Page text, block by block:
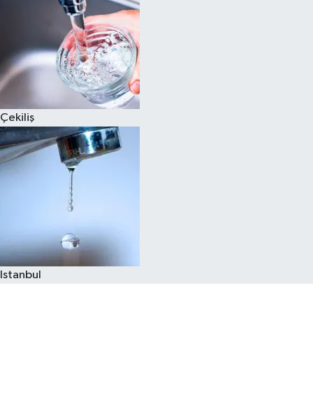
Çekiliş
Istanbul